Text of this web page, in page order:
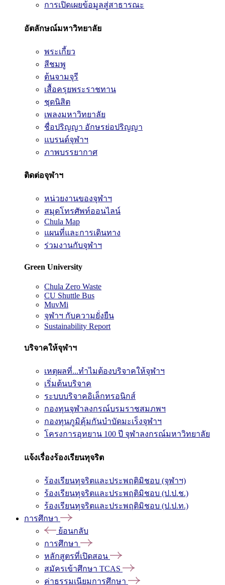
การเปิดเผยข้อมูลสู่สาธารณะ
อัตลักษณ์มหาวิทยาลัย
พระเกี้ยว
สีชมพู
ต้นจามจุรี
เสื้อครุยพระราชทาน
ชุดนิสิต
เพลงมหาวิทยาลัย
ชื่อปริญญา อักษรย่อปริญญา
แบรนด์จุฬาฯ
ภาพบรรยากาศ
ติดต่อจุฬาฯ
หน่วยงานของจุฬาฯ
สมุดโทรศัพท์ออนไลน์
Chula Map
แผนที่และการเดินทาง
ร่วมงานกับจุฬาฯ
Green University
Chula Zero Waste
CU Shuttle Bus
MuvMi
จุฬาฯ กับความยั่งยืน
Sustainability Report
บริจาคให้จุฬาฯ
เหตุผลที่...ทำไมต้องบริจาคให้จุฬาฯ
เริ่มต้นบริจาค
ระบบบริจาคอิเล็กทรอนิกส์
กองทุนจุฬาลงกรณ์บรมราชสมภพฯ
กองทุนภูมิคุ้มกันบำบัดมะเร็งจุฬาฯ
โครงการอุทยาน 100 ปี จุฬาลงกรณ์มหาวิทยาลัย
แจ้งเรื่องร้องเรียนทุจริต
ร้องเรียนทุจริตและประพฤติมิชอบ (จุฬาฯ)
ร้องเรียนทุจริตและประพฤติมิชอบ (ป.ป.ช.)
ร้องเรียนทุจริตและประพฤติมิชอบ (ป.ป.ท.)
การศึกษา
ย้อนกลับ
การศึกษา
หลักสูตรที่เปิดสอน
สมัครเข้าศึกษา TCAS
ค่าธรรมเนียมการศึกษา